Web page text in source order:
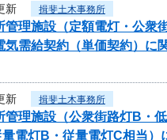
新 揖斐土木事務所
管理施設（定額電灯・公衆
気需給契約（単価契約）に
新 揖斐土木事務所
管理施設（公衆街路灯B・低
電灯B・従量電灯C相当）